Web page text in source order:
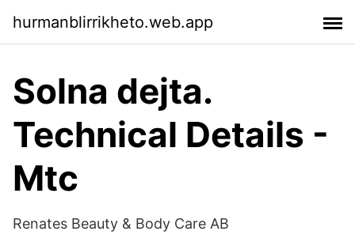
hurmanblirrikheto.web.app
Solna dejta.
Technical Details -
Mtc
Renates Beauty & Body Care AB